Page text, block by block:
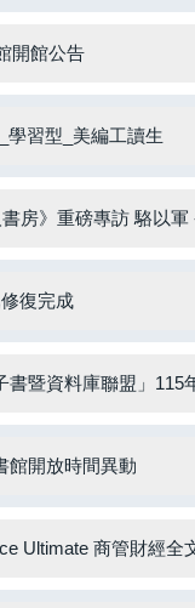
開館公告
學習型_美編工讀生
房》重磅專訪 駱以
復完成
書暨資料庫聯盟」
館開放時間異動
Ultimate 商管財經全